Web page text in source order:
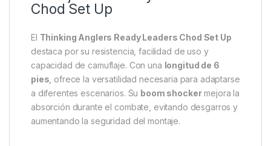
Chod Set Up
El Thinking Anglers Ready Leaders Chod Set Up
destaca por su resistencia, facilidad de uso y
capacidad de camuflaje. Con una longitud de 6
pies , ofrece la versatilidad necesaria para adaptarse
a diferentes escenarios. Su boom shockermejora la
absorción durante el combate, evitando desgarros y
aumentando la seguridad del montaje.